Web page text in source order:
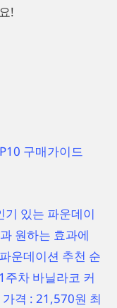
!
구매가이드
있는 파운데이
원하는 효과에
운데이션 추천 순
차 바닐라코 커
격 : 21,570원 최